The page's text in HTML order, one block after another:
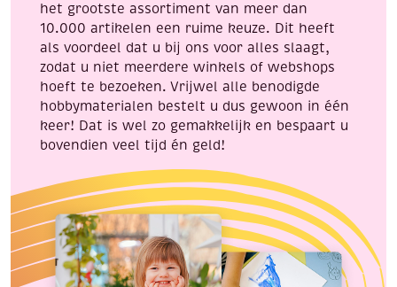
het grootste assortiment van meer dan
10.000 artikelen een ruime keuze. Dit heeft
als voordeel dat u bij ons voor alles slaagt,
zodat u niet meerdere winkels of webshops
hoeft te bezoeken. Vrijwel alle benodigde
hobbymaterialen bestelt u dus gewoon in één
keer! Dat is wel zo gemakkelijk en bespaart u
bovendien veel tijd én geld!